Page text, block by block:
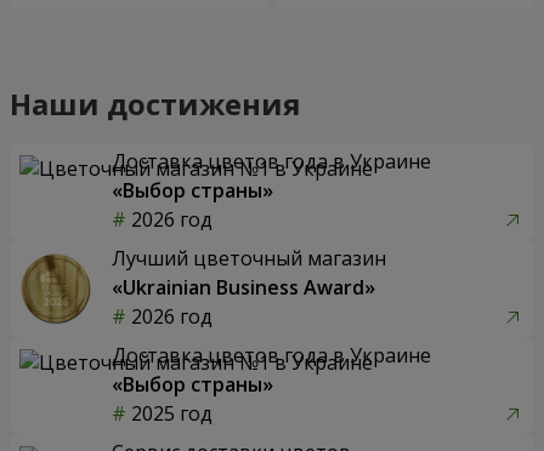
Наши достижения
Доставка цветов года в Украине
«Выбор страны»
2026 год
Лучший цветочный магазин
«Ukrainian Business Award»
2026 год
Доставка цветов года в Украине
«Выбор страны»
2025 год